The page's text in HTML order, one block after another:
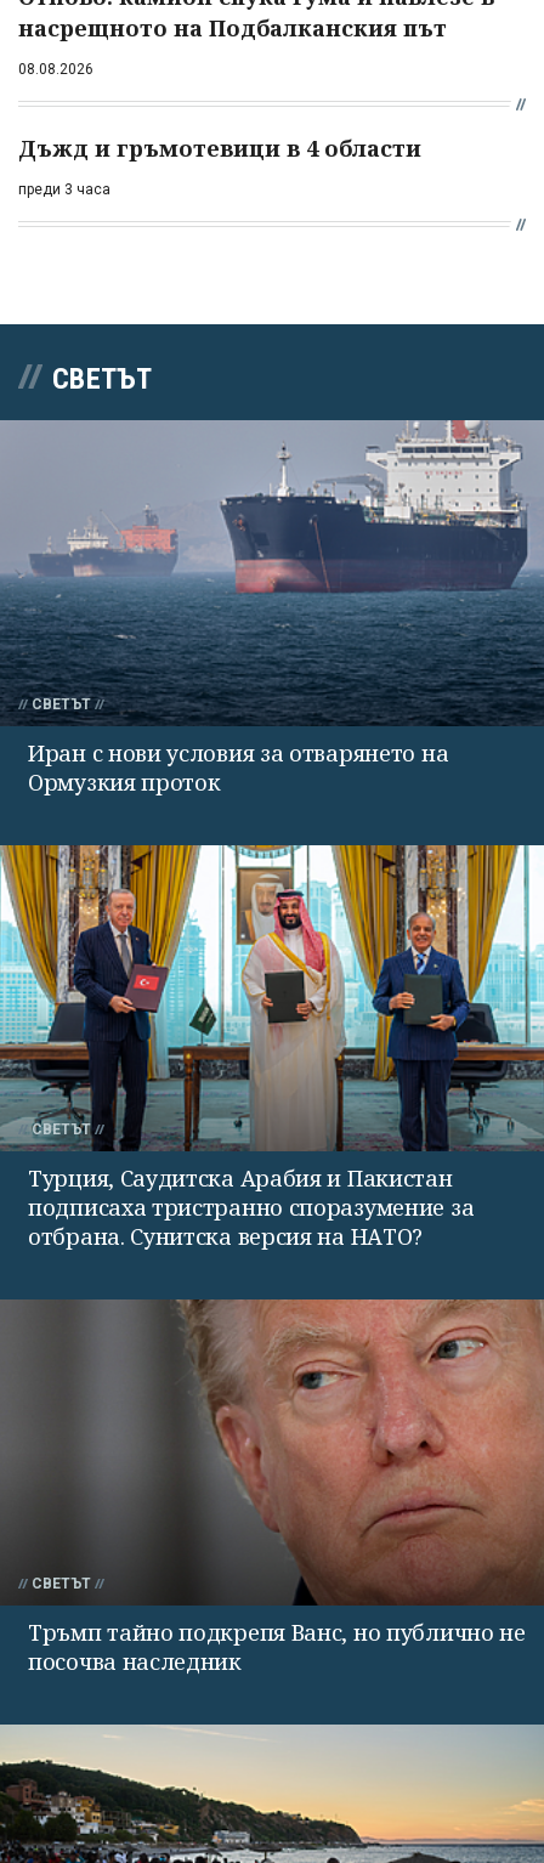
насрещното на Подбалканския път
08.08.2026
Дъжд и гръмотевици в 4 области
преди 3 часа
СВЕТЪТ
СВЕТЪТ
Иран с нови условия за отварянето на
Ормузкия проток
СВЕТЪТ
Турция, Саудитска Арабия и Пакистан
подписаха тристранно споразумение за
отбрана. Сунитска версия на НАТО?
СВЕТЪТ
Тръмп тайно подкрепя Ванс, но публично не
посочва наследник